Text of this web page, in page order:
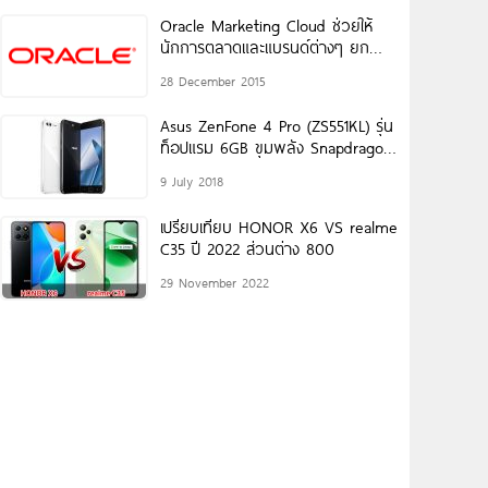
Oracle Marketing Cloud ช่วยให้
นักการตลาดและแบรนด์ต่างๆ ยก
ไทม์
28 December 2015
Asus ZenFone 4 Pro (ZS551KL) รุ่น
ท็อปแรม 6GB ขุมพลัง Snapdragon
9 July 2018
เปรียบเทียบ HONOR X6 VS realme
C35 ปี 2022 ส่วนต่าง 800
29 November 2022